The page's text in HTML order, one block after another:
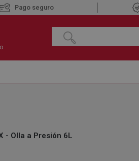
Pago seguro
- Olla a Presión 6L